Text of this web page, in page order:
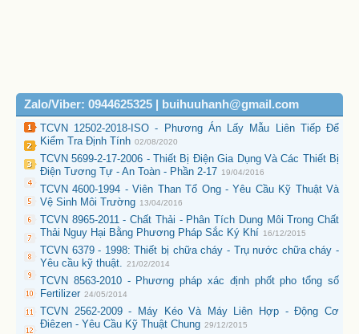
Zalo/Viber: 0944625325 | buihuuhanh@gmail.com
TCVN 12502-2018-ISO - Phương Án Lấy Mẫu Liên Tiếp Để
Kiểm Tra Định Tính 02/08/2020
TCVN 5699-2-17-2006 - Thiết Bị Điện Gia Dụng Và Các Thiết Bị
Điện Tương Tự - An Toàn - Phần 2-17 19/04/2016
TCVN 4600-1994 - Viên Than Tổ Ong - Yêu Cầu Kỹ Thuật Và
Vệ Sinh Môi Trường 13/04/2016
TCVN 8965-2011 - Chất Thải - Phân Tích Dung Môi Trong Chất
Thải Nguy Hại Bằng Phương Pháp Sắc Ký Khí 16/12/2015
TCVN 6379 - 1998: Thiết bị chữa cháy - Trụ nước chữa cháy -
Yêu cầu kỹ thuật.
21/02/2014
TCVN 8563-2010 - Phương pháp xác định phốt pho tổng số
Fertilizer 24/05/2014
TCVN 2562-2009 - Máy Kéo Và Máy Liên Hợp - Động Cơ
Điêzen - Yêu Cầu Kỹ Thuật Chung 29/12/2015